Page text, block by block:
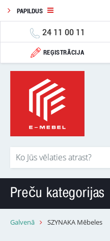
PAPILDUS
24 11 00 11
REĢISTRĀCIJA
Preču kategorijas
Galvenā SZYNAKA Mēbeles